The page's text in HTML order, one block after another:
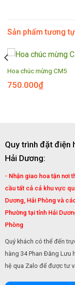
Sản phẩm tương tự
Hoa chúc mừng CM5
750.000₫
Quy trình đặt điện
Hải Dương:
- Nhận giao hoa tận nơi
cầu tất cả cả khu vực
Dương, Hải Phòng và
Phường tại tỉnh Hải
Phòng
Quý khách có thể đến
hàng 34 Phan Đăng Lưu
hệ qua Zalo để được tư